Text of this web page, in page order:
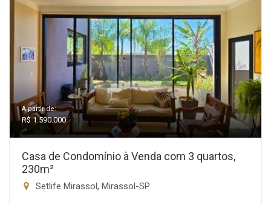
A partir de:
R$ 1.590.000
Casa de Condomínio à Venda com 3 quartos,
230m²
Setlife Mirassol, Mirassol-SP